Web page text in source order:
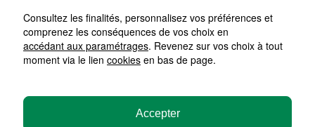
Consultez les finalités, personnalisez vos préférences et
comprenez les conséquences de vos choix en
accédant aux paramétrages. Revenez sur vos choix à tout
moment via le lien cookies en bas de page.
Accepter